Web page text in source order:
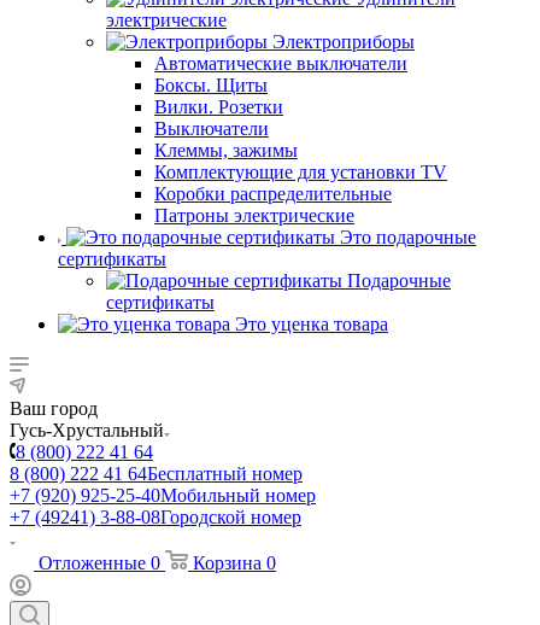
электрические
Электроприборы
Автоматические выключатели
Боксы. Щиты
Вилки. Розетки
Выключатели
Клеммы, зажимы
Комплектующие для установки TV
Коробки распределительные
Патроны электрические
Это подарочные
сертификаты
Подарочные
сертификаты
Это уценка товара
Ваш город
Гусь-Хрустальный
8 (800) 222 41 64
8 (800) 222 41 64Бесплатный номер
+7 (920) 925-25-40Мобильный номер
+7 (49241) 3-88-08Городской номер
Отложенные 0 Корзина 0